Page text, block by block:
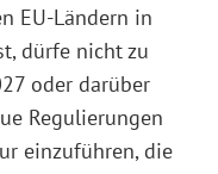
EU-Ländern in
dürfe nicht zu
oder darüber
Regulierungen
einzuführen, die